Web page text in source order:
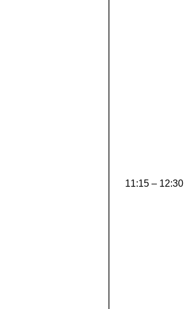
11:15 – 12:30